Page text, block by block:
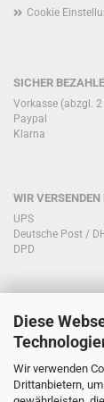
Diese
Wir verwenden
Drittanbietern,
Cookie
SICHER
Vorkasse (abzgl.
Paypal
Klarna
WIR
UPS
Deutsche Post /
DPD
KONTAKT
Sie haben
Telefon:
0151/